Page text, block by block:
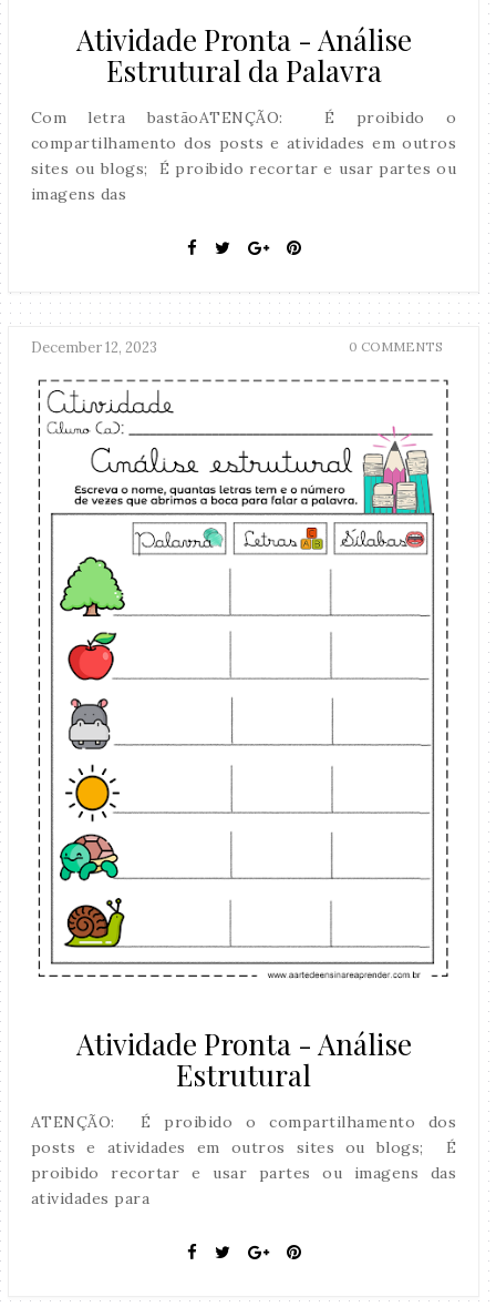
Atividade Pronta - Análise
Estrutural da Palavra
Com letra bastãoATENÇÃO: É proibido o
compartilhamento dos posts e atividades em outros
sites ou blogs; É proibido recortar e usar partes ou
imagens das
December 12, 2023 0 COMMENTS
Atividade Pronta - Análise
Estrutural
ATENÇÃO: É proibido o compartilhamento dos
posts e atividades em outros sites ou blogs; É
proibido recortar e usar partes ou imagens das
atividades para